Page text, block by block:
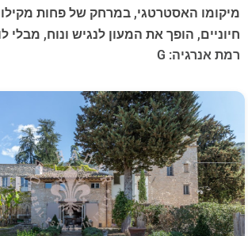
מיקומו האסטרטגי, במרחק של פחות
חיוניים, הופך את המעון לנגיש ונוח, מבלי
רמת אנרגיה: G